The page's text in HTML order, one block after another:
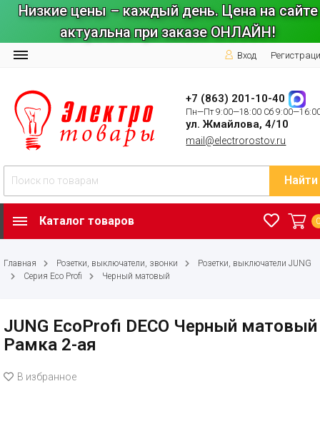
Низкие цены – каждый день. Цена на сайте
актуальна при заказе ОНЛАЙН!
Вход
+7 (863) 201-10-40
Пн—Пт 9:00—18:00 Сб
ул. Жмайлова, 4/10
mail@electrorostov.ru
Найти
Каталог товаров
Главная Розетки, выключатели, звонки
Розетки, выключатели JUNG
Серия Eco Profi
Черный матовый
JUNG EcoProfi DECO Черный матовый
Рамка 2-ая
В избранное